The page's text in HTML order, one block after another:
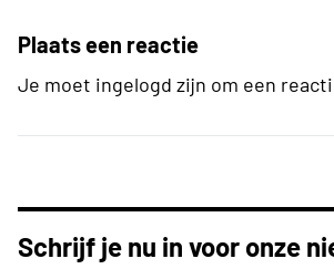
Plaats een reactie
Je moet ingelogd zijn om een
Schrijf je nu in voor onze